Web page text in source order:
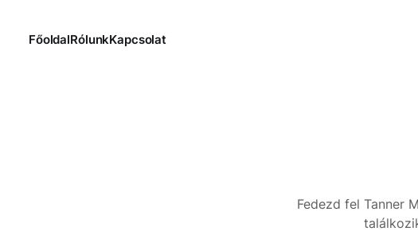
FőoldalRólunkKapcsolat
Fedezd fel Tanner